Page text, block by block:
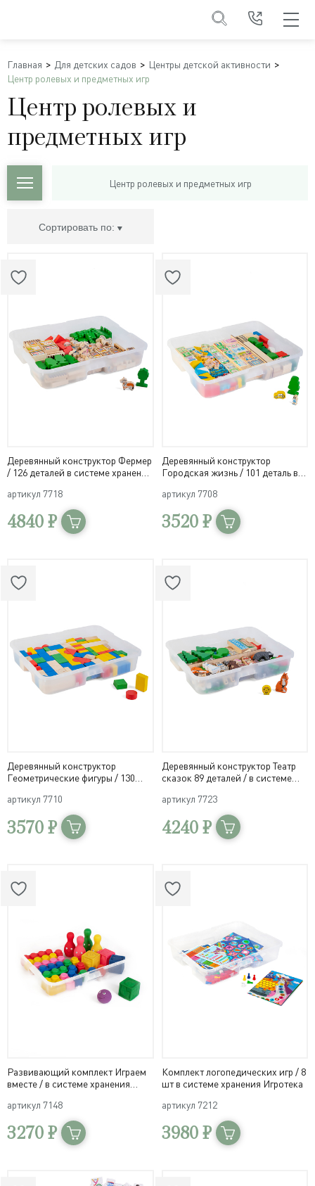
Главная Для детских садов
Центры детской активности
Центр ролевых и предметных игр
Центр ролевых и
предметных игр
Центр ролевых и предметных игр
Сортировать по:
Деревянный конструктор Фермер
/ 126 деталей в системе хранения
артикул 7718
4840 ₽
Деревянный конструктор
Городская жизнь / 101 деталь в
артикул 7708
3520 ₽
Деревянный конструктор
Геометрические фигуры / 130
Игротека
артикул 7710
3570 ₽
Деревянный конструктор Театр
сказок 89 деталей / в системе
артикул 7723
4240 ₽
Развивающий комплект Играем
вместе / в системе хранения
артикул 7148
3270 ₽
Комплект логопедических игр / 8
шт в системе хранения Игротека
артикул 7212
3980 ₽